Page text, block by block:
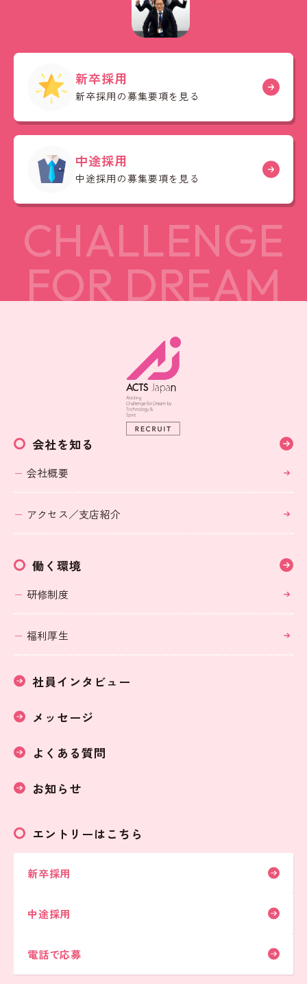
新卒採用
新卒採用の募集要項を見る
中途採用
中途採用の募集要項を見る
会社を知る
会社概要
アクセス／支店紹介
働く環境
研修制度
福利厚生
社員インタビュー
メッセージ
よくある質問
お知らせ
エントリーはこちら
新卒採用
中途採用
電話で応募